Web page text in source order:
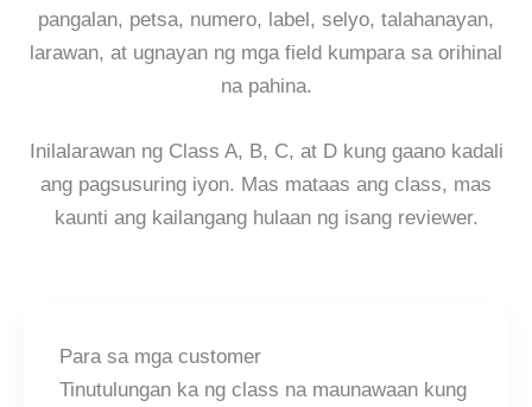
pangalan, petsa, numero, label, selyo, talahanayan,
larawan, at ugnayan ng mga field kumpara sa orihinal
na pahina.
Inilalarawan ng Class A, B, C, at D kung gaano kadali
ang pagsusuring iyon. Mas mataas ang class, mas
kaunti ang kailangang hulaan ng isang reviewer.
Para sa mga customer
Tinutulungan ka ng class na maunawaan kung